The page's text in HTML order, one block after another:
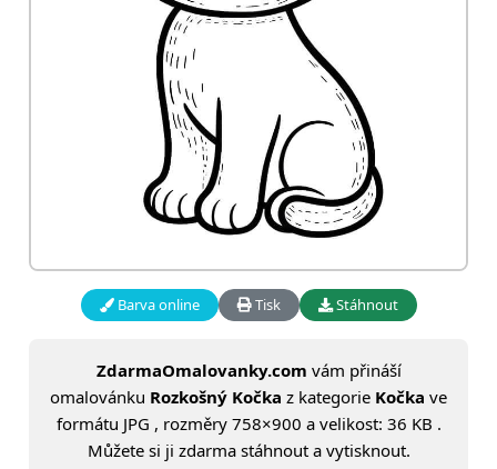
Barva online Tisk Stáhnout
ZdarmaOmalovanky.com vám přináší
omalovánku Rozkošný Kočka z kategorie Kočka ve
formátu JPG , rozměry 758×900 a velikost: 36 KB .
Můžete si ji zdarma stáhnout a vytisknout.